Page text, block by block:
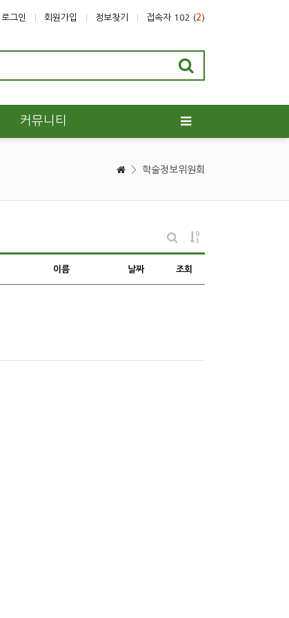
로그인 회원가입 정보찾기 접속자 102 (2)
커뮤니티
> 학술정보위원회
게시판 검색
게시물 정렬
이름 날짜 조회